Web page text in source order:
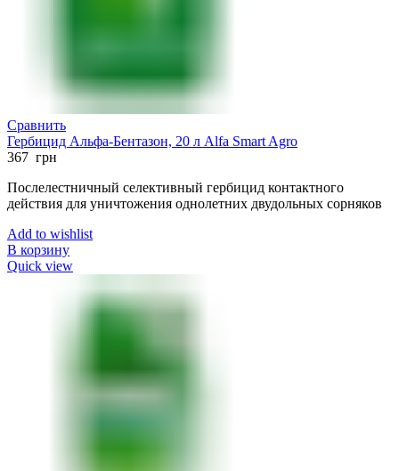
Сравнить
Гербицид Альфа-Бентазон, 20 л Alfa Smart Agro
367 грн
Послелестничный селективный гербицид контактного
действия для уничтожения однолетних двудольных сорняков
Add to wishlist
В корзину
Quick view